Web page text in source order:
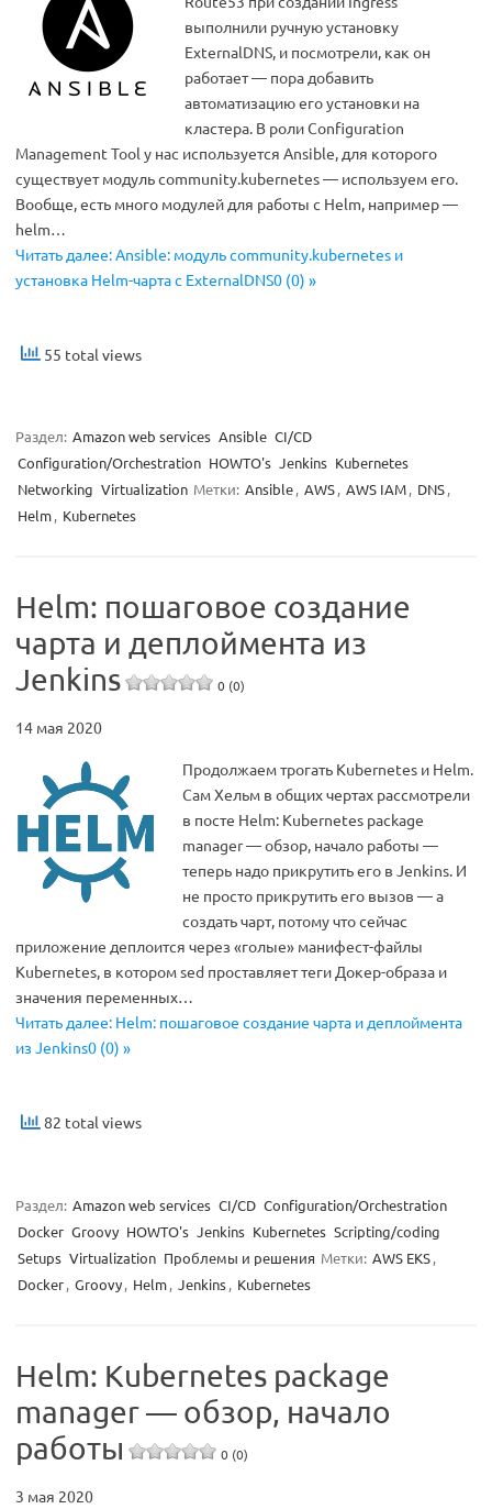
выполнили ручную установку
ExternalDNS, и посмотрели, как он
работает — пора добавить
автоматизацию его установки на
кластера. В роли Configuration
Management Tool у нас используется Ansible, для которого
существует модуль community.kubernetes — используем его.
Вообще, есть много модулей для работы с Helm, например —
helm…
Читать далее: Ansible: модуль community.kubernetes и
установка Helm-чарта с ExternalDNS0 (0) »
55 total views
Раздел: Amazon web services Ansible CI/CD
Configuration/Orchestration HOWTO's Jenkins Kubernetes
Networking Virtualization Метки: Ansible, AWS, AWS IAM, DNS,
Helm, Kubernetes
Helm: пошаговое создание
чарта и деплоймента из
Jenkins
0 (0)
14 мая 2020
Продолжаем трогать Kubernetes и Helm.
Сам Хельм в общих чертах рассмотрели
в посте Helm: Kubernetes package
manager — обзор, начало работы —
теперь надо прикрутить его в Jenkins. И
не просто прикрутить его вызов — а
создать чарт, потому что сейчас
приложение деплоится через «голые» манифест-файлы
Kubernetes, в котором sed проставляет теги Докер-образа и
значения переменных…
Читать далее: Helm: пошаговое создание чарта и деплоймента
из Jenkins0 (0) »
82 total views
Раздел: Amazon web services CI/CD Configuration/Orchestration
Docker Groovy HOWTO's Jenkins Kubernetes Scripting/coding
Setups Virtualization Проблемы и решения Метки: AWS EKS,
Docker, Groovy, Helm, Jenkins, Kubernetes
Helm: Kubernetes package
manager — обзор, начало
работы
0 (0)
3 мая 2020